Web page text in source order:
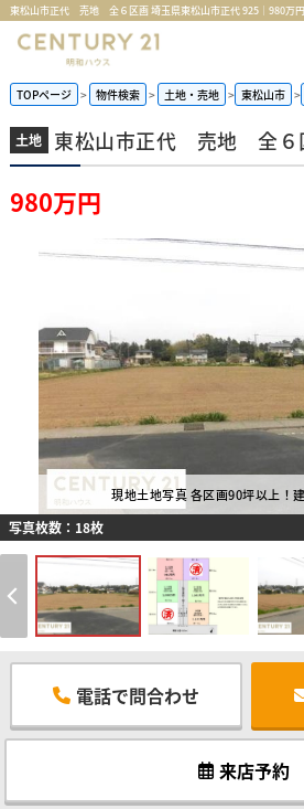
東松山市正代 売地 全６区画 埼玉県東松山市正代 925｜980万
TOPページ 物件検索 土地・売地 東松山市
土地 東松山市正代 売地 全６
980万円
現地土地写真 各区画90坪以上！
写真枚数：18枚
電話で問合わせ
来店予約